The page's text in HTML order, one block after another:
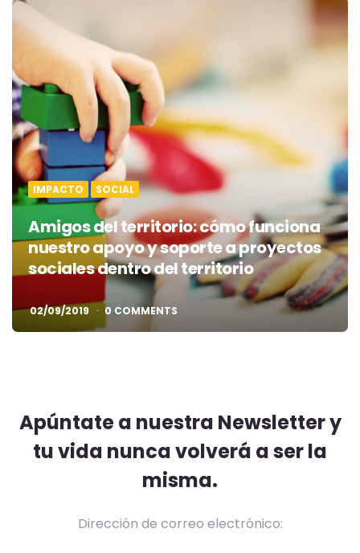
IMPACTO SOCIAL
Amigos del territorio: cómo funciona
nuestro apoyo y soporte a proyectos
sociales dentro del territorio
02/09/2019 0 COMMENTS
Apúntate a nuestra Newsletter y
tu vida nunca volverá a ser la
misma.
Dirección de correo electrónico: